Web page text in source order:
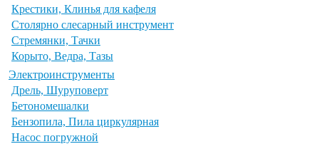
Крестики, Клинья для кафеля
Столярно слесарный инструмент
Стремянки, Тачки
Корыто, Ведра, Тазы
Электроинструменты
Дрель, Шуруповерт
Бетономешалки
Бензопила, Пила циркулярная
Насос погружной